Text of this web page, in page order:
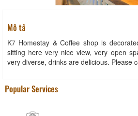
Mô tả
K7 Homestay & Coffee shop is
sitting here very nice view, very open
very diverse, drinks are delicious. Please
Popular Services